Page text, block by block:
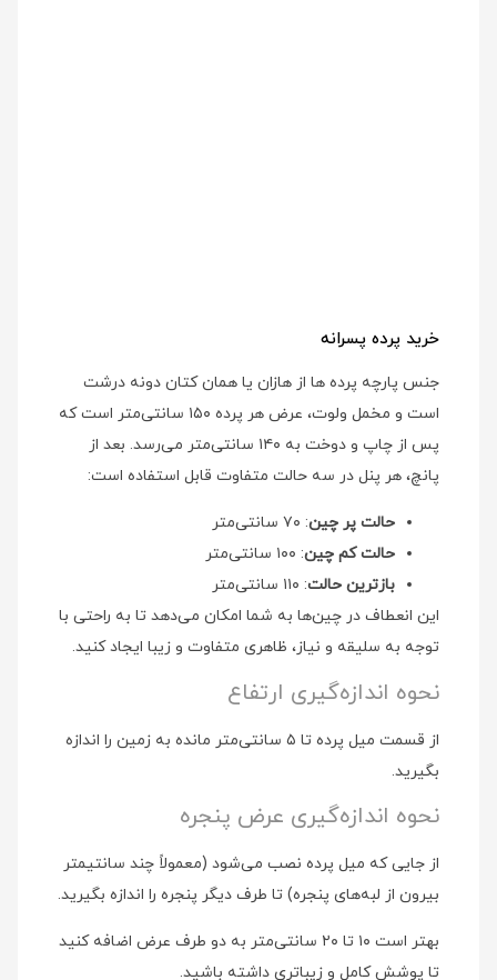
خرید پرده پسرانه
جنس پارچه پرده ها از هازان یا همان کتان دونه درشت
است و مخمل ولوت، عرض هر پرده ۱۵۰ سانتی‌متر است که
پس از چاپ و دوخت به ۱۴۰ سانتی‌متر می‌رسد. بعد از
پانچ، هر پنل در سه حالت متفاوت قابل استفاده است:
حالت پر چین: ۷۰ سانتی‌متر
حالت کم چین: ۱۰۰ سانتی‌متر
بازترین حالت: ۱۱۰ سانتی‌متر
این انعطاف در چین‌ها به شما امکان می‌دهد تا به راحتی با
توجه به سلیقه و نیاز، ظاهری متفاوت و زیبا ایجاد کنید.
نحوه اندازه‌گیری ارتفاع
از قسمت میل پرده تا ۵ سانتی‌متر مانده به زمین را اندازه
بگیرید.
نحوه اندازه‌گیری عرض پنجره
از جایی که میل پرده نصب می‌شود (معمولاً چند سانتیمتر
بیرون از لبه‌های پنجره) تا طرف دیگر پنجره را اندازه بگیرید.
بهتر است ۱۰ تا ۲۰ سانتی‌متر به دو طرف عرض اضافه کنید
تا پوشش کامل و زیباتری داشته باشید.